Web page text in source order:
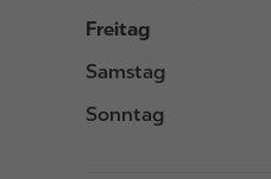
Freitag
Samstag
Sonntag